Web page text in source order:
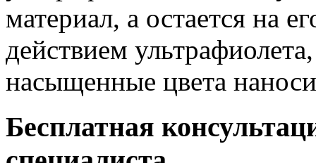
материал, а остается на
действием
насыщенные цвета
Бесплатная